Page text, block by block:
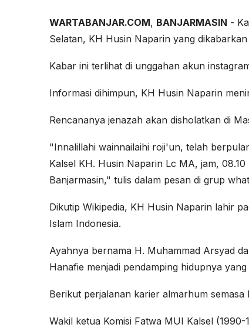
WARTABANJAR.COM, BANJARMASIN -
Selatan, KH Husin Naparin yang
Kabar ini terlihat di unggahan akun
Informasi dihimpun, KH Husin Naparin
Rencananya jenazah akan disholatkan di
"Innalillahi wainnailaihi roji'un, telah
Kalsel KH. Husin Naparin Lc MA, jam,
Banjarmasin," tulis dalam pesan di grup
Dikutip Wikipedia, KH Husin Naparin lahir
Islam Indonesia.
Ayahnya bernama H. Muhammad Arsyad
Hanafie menjadi pendamping hidupnya yang
Berikut perjalanan karier almarhum semasa
Wakil ketua Komisi Fatwa MUI Kalsel (1990-